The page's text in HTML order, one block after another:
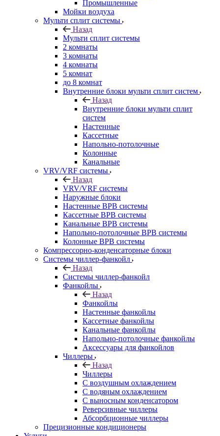
Промышленные
Мойки воздуха
Мульти сплит системы
Назад
Мульти сплит системы
2 комнаты
3 комнаты
4 комнаты
5 комнат
до 8 комнат
Внутренние блоки мульти сплит систем
Назад
Внутренние блоки мульти сплит
систем
Настенные
Кассетные
Напольно-потолочные
Колонные
Канальные
VRV/VRF системы
Назад
VRV/VRF системы
Наружные блоки
Настенные ВРВ системы
Кассетные ВРВ системы
Канальные ВРВ системы
Напольно-потолочные ВРВ системы
Колонные ВРВ системы
Компрессорно-конденсаторные блоки
Системы чиллер-фанкойл
Назад
Системы чиллер-фанкойл
Фанкойлы
Назад
Фанкойлы
Настенные фанкойлы
Кассетные фанкойлы
Канальные фанкойлы
Напольно-потолочные фанкойлы
Аксессуары для фанкойлов
Чиллеры
Назад
Чиллеры
С воздушным охлаждением
С водяным охлаждением
С выносным конденсатором
Реверсивные чиллеры
Абсорбционные чиллеры
Прецизионные кондиционеры